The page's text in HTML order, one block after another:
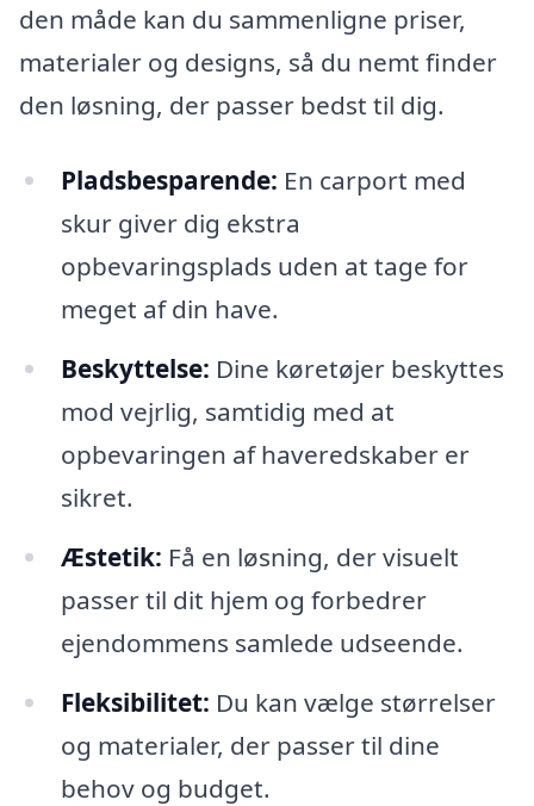
den måde kan du sammenligne priser,
materialer og designs, så du nemt finder
den løsning, der passer bedst til dig.
Pladsbesparende: En carport med
skur giver dig ekstra
opbevaringsplads uden at tage for
meget af din have.
Beskyttelse: Dine køretøjer beskyttes
mod vejrlig, samtidig med at
opbevaringen af haveredskaber er
sikret.
Æstetik: Få en løsning, der visuelt
passer til dit hjem og forbedrer
ejendommens samlede udseende.
Fleksibilitet: Du kan vælge størrelser
og materialer, der passer til dine
behov og budget.